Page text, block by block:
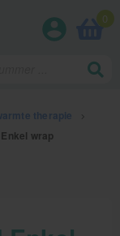
0
therapie
wrap